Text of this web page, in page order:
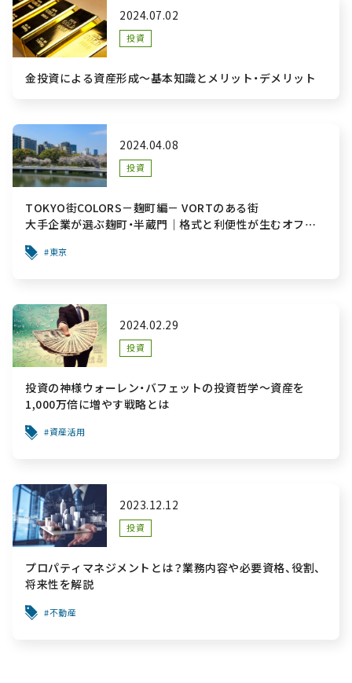
2024.07.02
投資
金投資による資産形成～基本知識とメリット・デメリット
2024.04.08
投資
TOKYO街COLORS－麹町編－ VORTのある街
大手企業が選ぶ麹町・半蔵門｜格式と利便性が生むオフィ
東京
2024.02.29
投資
投資の神様ウォーレン・バフェットの投資哲学～資産を
1,000万倍に増やす戦略とは
資産活用
2023.12.12
投資
プロパティマネジメントとは？業務内容や必要資格、役割、
将来性を解説
不動産